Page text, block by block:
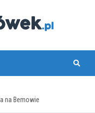
na Bemowie